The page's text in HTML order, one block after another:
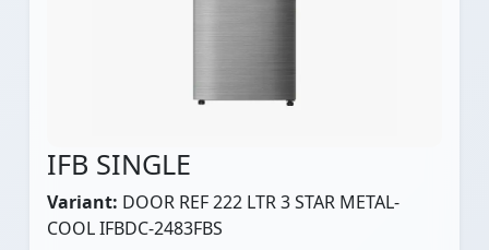
IFB SINGLE
Variant: DOOR REF 222 LTR 3 STAR METAL-
COOL IFBDC-2483FBS